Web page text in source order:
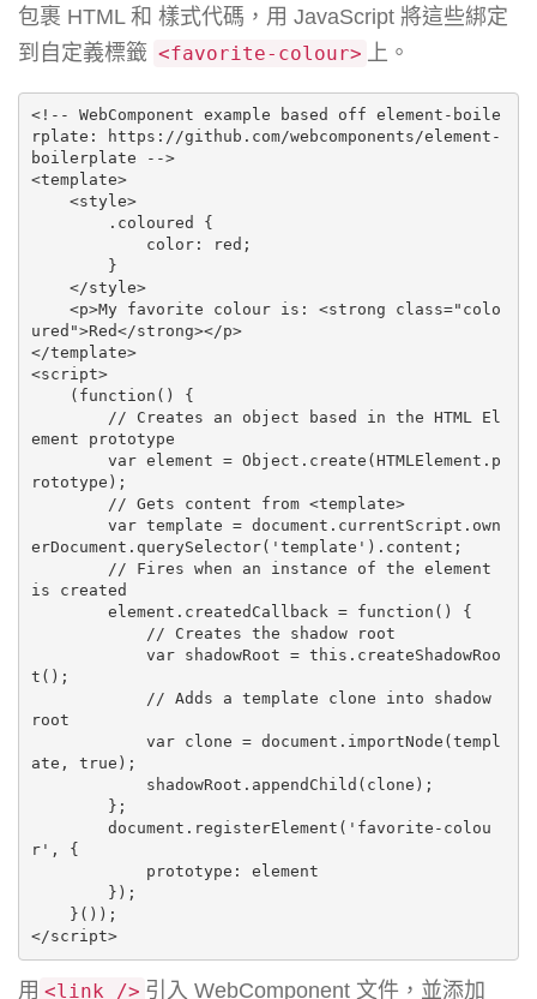
包裹 HTML 和 樣式代碼，用 JavaScript 將這些綁定
到自定義標籤 <favorite-colour> 上。
<!-- WebComponent example based off element-boile
rplate: https://github.com/webcomponents/element-
boilerplate -->
<template>
ured">Red</strong></p>
</template>
<script>
ement prototype
rototype);
erDocument.querySelector('template').content;
is created
t();
root
ate, true);
r', {
</script>
用 <link /> 引入 WebComponent 文件，並添加